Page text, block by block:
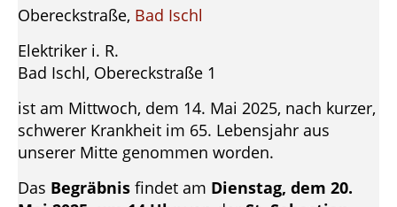
Obereckstraße, Bad Ischl
Elektriker i. R.
Bad Ischl, Obereckstraße 1
ist am Mittwoch, dem 14. Mai 2025, nach kurzer,
schwerer Krankheit im 65. Lebensjahr aus
unserer Mitte genommen worden.
Das Begräbnis findet am Dienstag, dem 20.